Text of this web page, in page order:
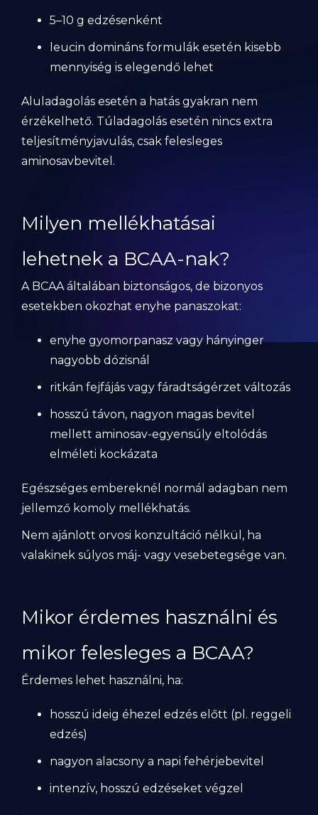
5–10 g edzésenként
leucin domináns formulák esetén kisebb
mennyiség is elegendő lehet
Aluladagolás esetén a hatás gyakran nem
érzékelhető. Túladagolás esetén nincs extra
teljesítményjavulás, csak felesleges
aminosavbevitel.
Milyen mellékhatásai
lehetnek a BCAA-nak?
A BCAA általában biztonságos, de bizonyos
esetekben okozhat enyhe panaszokat:
enyhe gyomorpanasz vagy hányinger
nagyobb dózisnál
ritkán fejfájás vagy fáradtságérzet változás
hosszú távon, nagyon magas bevitel
mellett aminosav-egyensúly eltolódás
elméleti kockázata
Egészséges embereknél normál adagban nem
jellemző komoly mellékhatás.
Nem ajánlott orvosi konzultáció nélkül, ha
valakinek súlyos máj- vagy vesebetegsége van.
Mikor érdemes használni és
mikor felesleges a BCAA?
Érdemes lehet használni, ha:
hosszú ideig éhezel edzés előtt (pl. reggeli
edzés)
nagyon alacsony a napi fehérjebevitel
intenzív, hosszú edzéseket végzel